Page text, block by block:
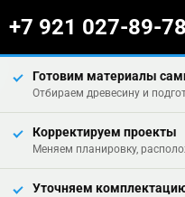
+7 921 027-89-78
Готовим материалы
Отбираем древесину и
Корректируем проекты
Меняем планировку,
Уточняем